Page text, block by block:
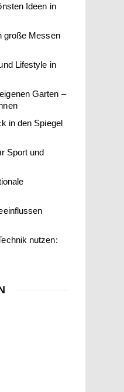
Ideen in
große Messen
Lifestyle in
Garten –
in den Spiegel
Sport und
nutzen: